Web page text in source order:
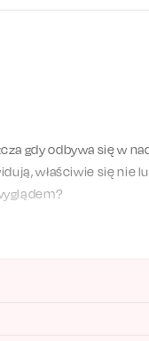
gdy odbywa się w
właściwie się nie
to gwarancja
Quiltera,